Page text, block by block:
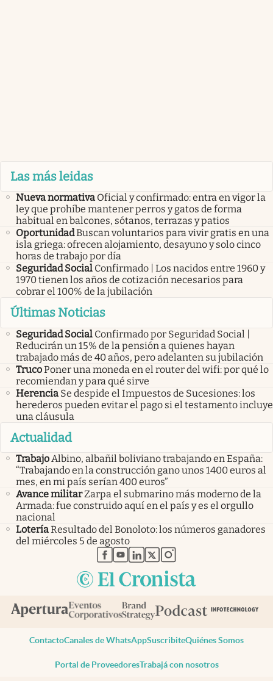
Las más leidas
Nueva normativa Oficial y confirmado: entra en vigor la
ley que prohíbe mantener perros y gatos de forma
habitual en balcones, sótanos, terrazas y patios
OportunidadBuscan voluntarios para vivir gratis en una
isla griega: ofrecen alojamiento, desayuno y solo cinco
horas de trabajo por día
Seguridad Social Confirmado | Los nacidos entre 1960 y
1970 tienen los años de cotización necesarios para
cobrar el 100% de la jubilación
Últimas Noticias
Seguridad Social Confirmado por Seguridad Social |
Reducirán un 15% de la pensión a quienes hayan
trabajado más de 40 años, pero adelanten su jubilación
TrucoPoner una moneda en el router del wifi: por qué lo
recomiendan y para qué sirve
Herencia Se despide el Impuestos de Sucesiones: los
herederos pueden evitar el pago si el testamento incluye
una cláusula
Actualidad
TrabajoAlbino, albañil boliviano trabajando en España:
“Trabajando en la construcción gano unos 1400 euros al
mes, en mi país serían 400 euros”
Avance militarZarpa el submarino más moderno de la
Armada: fue construido aquí en el país y es el orgullo
nacional
LoteríaResultado del Bonoloto: los números ganadores
del miércoles 5 de agosto
abre en nueva pestaña
abre en nueva pestaña
abre en nueva pestaña
abre en nueva pestaña
abre en nueva pestaña
ContactoCanales de WhatsAppSuscribiteQuiénes Somos
Portal de ProveedoresTrabajá con nosotros